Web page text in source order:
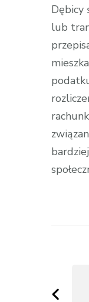
Dębicy
lub